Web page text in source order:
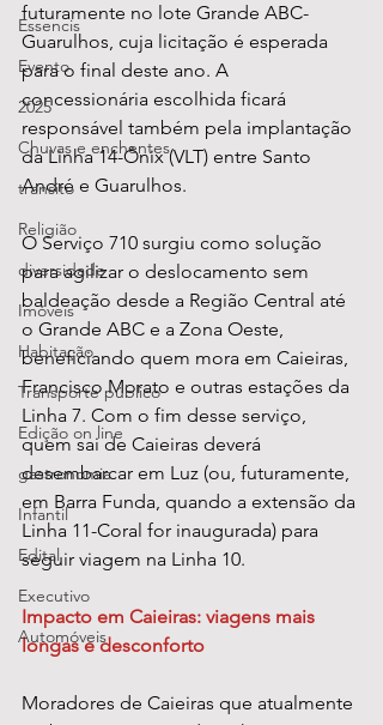
Essencis
Evento
2025
Chuvas e enchentes
transito
Religião
diversidade
Imóveis
Habitação
Transporte público
Edição on line
gastronomia
Infantil
Edital
Executivo
Automóveis
futuramente no lote Grande ABC-
Guarulhos, cuja licitação é esperada
para o final deste ano. A
concessionária escolhida ficará
responsável também pela implantação
da Linha 14-Ônix (VLT) entre Santo
André e Guarulhos.
O Serviço 710 surgiu como solução
para agilizar o deslocamento sem
baldeação desde a Região Central até
o Grande ABC e a Zona Oeste,
beneficiando quem mora em Caieiras,
Francisco Morato e outras estações da
Linha 7. Com o fim desse serviço,
quem sai de Caieiras deverá
desembarcar em Luz (ou, futuramente,
em Barra Funda, quando a extensão da
Linha 11-Coral for inaugurada) para
seguir viagem na Linha 10.
Impacto em Caieiras: viagens mais
longas e desconforto
Moradores de Caieiras que atualmente